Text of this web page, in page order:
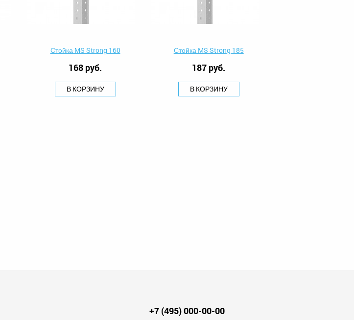
Стойка MS Strong 160
168 руб.
В КОРЗИНУ
Стойка MS Strong 185
187 руб.
В КОРЗИНУ
+7 (495) 000-00-00